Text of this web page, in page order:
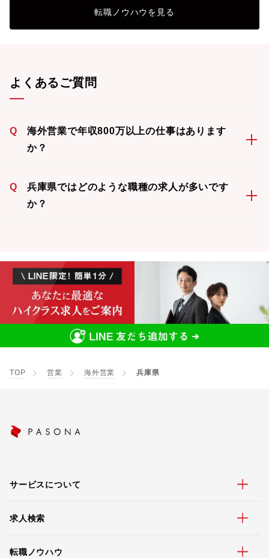
転職ノウハウを見る
よくあるご質問
Q
海外営業で年収800万以上の仕事はあります
か？
Q
兵庫県ではどのような職種の求人が多いです
か？
TOP 営業 海外営業 兵庫県
サービスについて
求人検索
転職ノウハウ